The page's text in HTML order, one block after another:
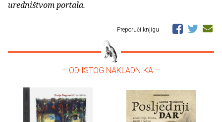
uredništvom portala.
Preporuči knjigu
– OD ISTOG NAKLADNIKA –